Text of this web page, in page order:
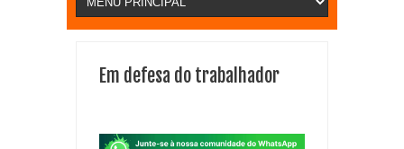
Em defesa do trabalhador